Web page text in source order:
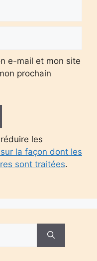
e-mail et mon site
prochain
les
la façon dont les
sont traitées.